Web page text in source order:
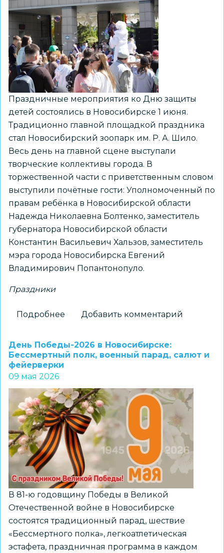
Михайловской
набережной
Праздничные мероприятия ко Дню защиты
детей состоялись в Новосибирске 1 июня.
Традиционно главной площадкой праздника
стал Новосибирский зоопарк им. Р. А. Шило.
Весь день на главной сцене выступали
творческие коллективы города. В
торжественной части с приветственным словом
выступили почётные гости: Уполномоченный по
правам ребёнка в Новосибирской области
Надежда Николаевна Болтенко, заместитель
губернатора Новосибирской области
Константин Васильевич Хальзов, заместитель
мэра города Новосибирска Евгений
Владимирович Попантонопуло.
Праздники
Подробнее
защиты
детей:
прошёл
в
Новосибирске
Добавить комментарий
День Победы-2026 в Новосибирске:
Бессмертный полк, военный парад, салют и
фейерверки
09 мая 2026
В 81-ю годовщину Победы в Великой
Отечественной войне в Новосибирске
состоятся традиционный парад, шествие
«Бессмертного полка», легкоатлетическая
эстафета, праздничная программа в каждом